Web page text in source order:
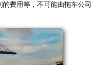
费用等，不可能由拖车公司